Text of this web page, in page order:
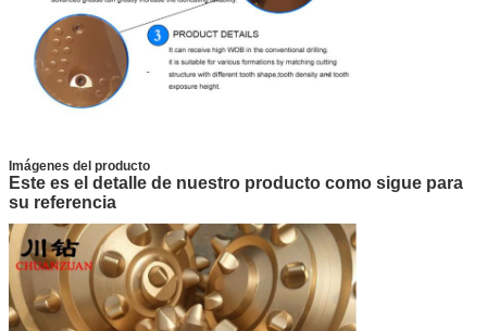
Imágenes del producto
Este es el detalle de nuestro producto como sigue para
su referencia